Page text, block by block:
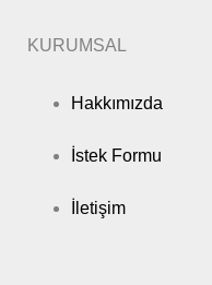
KURUMSAL
Hakkımızda
İstek Formu
İletişim